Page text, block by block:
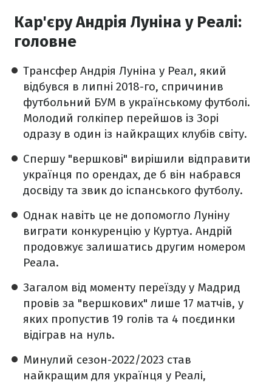
Кар'єру Андрія Луніна у Реалі:
головне
Трансфер Андрія Луніна у Реал, який
відбувся в липні 2018-го, спричинив
футбольний БУМ в українському футболі.
Молодий голкіпер перейшов із Зорі
одразу в один із найкращих клубів світу.
Спершу "вершкові" вирішили відправити
українця по орендах, де б він набрався
досвіду та звик до іспанського футболу.
Однак навіть це не допомогло Луніну
виграти конкуренцію у Куртуа. Андрій
продовжує залишатись другим номером
Реала.
Загалом від моменту переїзду у Мадрид
провів за "вершкових" лише 17 матчів, у
яких пропустив 19 голів та 4 поєдинки
відіграв на нуль.
Минулий сезон-2022/2023 став
найкращим для українця у Реалі,